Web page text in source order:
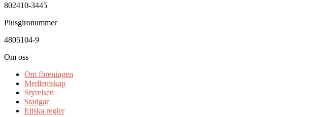
802410-3445
Plusgironummer
4805104-9
Om oss
Om föreningen
Medlemskap
Styrelsen
Stadgar
Etiska regler